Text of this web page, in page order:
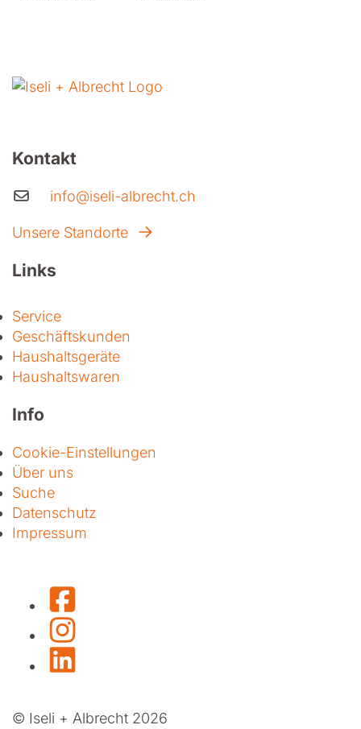
Kontakt
info@iseli-albrecht.ch
Unsere Standorte
Links
Service
Geschäftskunden
Haushaltsgeräte
Haushaltswaren
Info
Cookie-Einstellungen
Über uns
Suche
Datenschutz
Impressum
© Iseli + Albrecht 2026